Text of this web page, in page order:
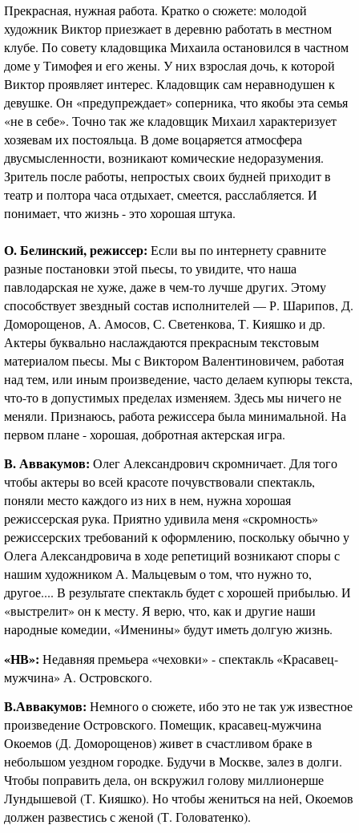
Прекрасная, нужная работа. Кратко о сюжете: молодой
художник Виктор приезжает в деревню работать в местном
клубе. По совету кладовщика Михаила остановился в частном
доме у Тимофея и его жены. У них взрослая дочь, к которой
Виктор проявляет интерес. Кладовщик сам неравнодушен к
девушке. Он «предупреждает» соперника, что якобы эта семья
«не в себе». Точно так же кладовщик Михаил характеризует
хозяевам их постояльца. В доме воцаряется атмосфера
двусмысленности, возникают комические недоразумения.
Зритель после работы, непростых своих будней приходит в
театр и полтора часа отдыхает, смеется, расслабляется. И
понимает, что жизнь - это хорошая штука.
О. Белинский, режиссер: Если вы по интернету сравните
разные постановки этой пьесы, то увидите, что наша
павлодарская не хуже, даже в чем-то лучше других. Этому
способствует звездный состав исполнителей — Р. Шарипов, Д.
Доморощенов, А. Амосов, С. Светенкова, Т. Кияшко и др.
Актеры буквально наслаждаются прекрасным текстовым
материалом пьесы. Мы с Виктором Валентиновичем, работая
над тем, или иным произведение, часто делаем купюры текста,
что-то в допустимых пределах изменяем. Здесь мы ничего не
меняли. Признаюсь, работа режиссера была минимальной. На
первом плане - хорошая, добротная актерская игра.
В. Аввакумов: Олег Александрович скромничает. Для того
чтобы актеры во всей красоте почувствовали спектакль,
поняли место каждого из них в нем, нужна хорошая
режиссерская рука. Приятно удивила меня «скромность»
режиссерских требований к оформлению, поскольку обычно у
Олега Александровича в ходе репетиций возникают споры с
нашим художником А. Мальцевым о том, что нужно то,
другое.... В результате спектакль будет с хорошей прибылью. И
«выстрелит» он к месту. Я верю, что, как и другие наши
народные комедии, «Именины» будут иметь долгую жизнь.
«НВ»: Недавняя премьера «чеховки» - спектакль «Красавец-
мужчина» А. Островского.
В.Аввакумов: Немного о сюжете, ибо это не так уж известное
произведение Островского. Помещик, красавец-мужчина
Окоемов (Д. Доморощенов) живет в счастливом браке в
небольшом уездном городке. Будучи в Москве, залез в долги.
Чтобы поправить дела, он вскружил голову миллионерше
Лундышевой (Т. Кияшко). Но чтобы жениться на ней, Окоемов
должен развестись с женой (Т. Головатенко).